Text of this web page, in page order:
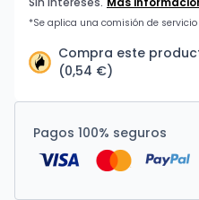
Compra este
(0,54 €)
Pagos 100% seguros